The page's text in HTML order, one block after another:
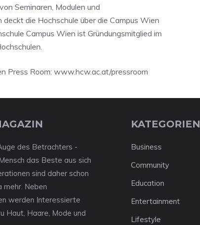
Seminaren, Modulen und
die Hochschule über die Campus Wien
Campus Wien ist Gründungsmitglied im
Press Room: www.hcw.ac.at/pressroom
des Betrachters -
das Beste aus sich
sind daher schon
mehr. Neben
werden Interessierte
Haut, Haare, Mode und
KATEGORIEN
Business
Community
Education
Entertainment
Lifestyle